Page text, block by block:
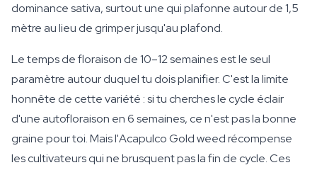
dominance sativa, surtout une qui plafonne autour de 1,5
mètre au lieu de grimper jusqu'au plafond.
Le temps de floraison de 10–12 semaines est le seul
paramètre autour duquel tu dois planifier. C'est la limite
honnête de cette variété : si tu cherches le cycle éclair
d'une autofloraison en 6 semaines, ce n'est pas la bonne
graine pour toi. Mais l'Acapulco Gold weed récompense
les cultivateurs qui ne brusquent pas la fin de cycle. Ces